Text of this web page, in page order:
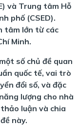
và Trung tâm Hỗ
phố (CSED).
tâm lớn từ các
Minh.
số chủ đề quan
quốc tế, vai trò
đổi số, và đặc
lượng cho nhà
luận và chia
này.